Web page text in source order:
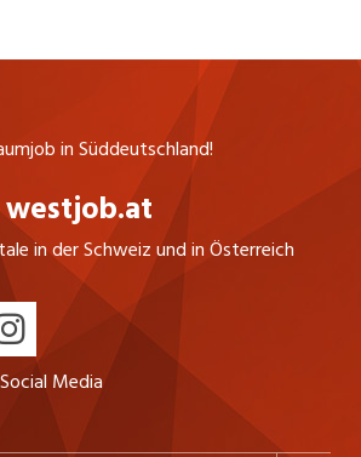
in Süddeutschland!
westjob.at
in der Schweiz und in Österreich
Media